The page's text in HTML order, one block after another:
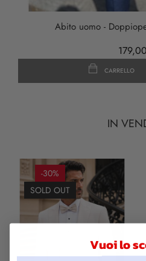
Abito uomo -
CARRELLO
IN
-30%
SOLD OUT
Vuoi lo